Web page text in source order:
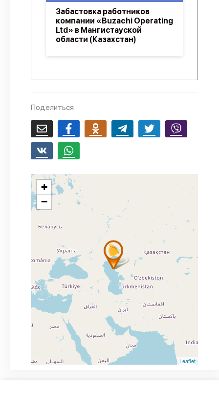
Забастовка работников
компании «Buzachi Operating
Ltd» в Мангистауской
области (Казахстан)
Поделиться
+
−
Leaflet